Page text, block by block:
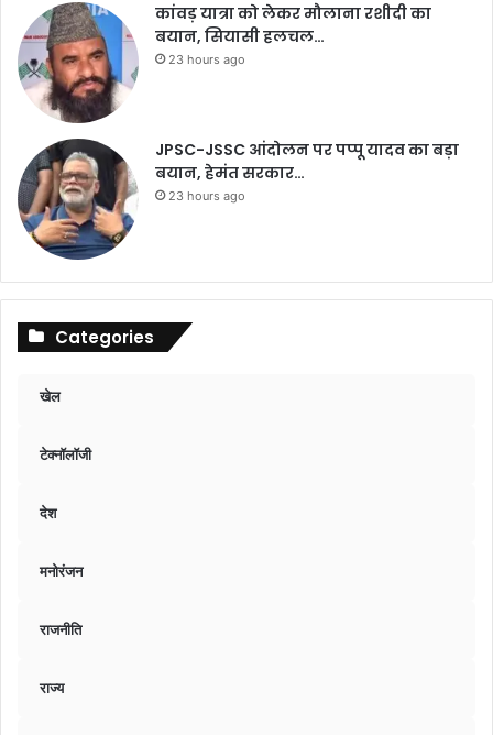
कांवड़ यात्रा को लेकर मौलाना रशीदी का
बयान, सियासी हलचल…
23 hours ago
JPSC-JSSC आंदोलन पर पप्पू यादव का बड़ा
बयान, हेमंत सरकार…
23 hours ago
Categories
खेल
टेक्नॉलॉजी
देश
मनोरंजन
राजनीति
राज्य